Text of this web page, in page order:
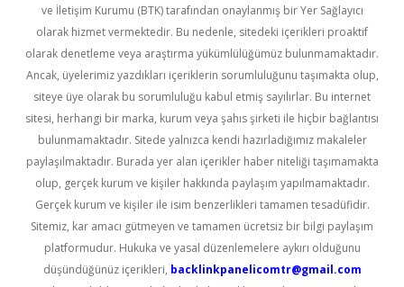
ve İletişim Kurumu (BTK) tarafından onaylanmış bir Yer Sağlayıcı
olarak hizmet vermektedir. Bu nedenle, sitedeki içerikleri proaktif
olarak denetleme veya araştırma yükümlülüğümüz bulunmamaktadır.
Ancak, üyelerimiz yazdıkları içeriklerin sorumluluğunu taşımakta olup,
siteye üye olarak bu sorumluluğu kabul etmiş sayılırlar. Bu internet
sitesi, herhangi bir marka, kurum veya şahıs şirketi ile hiçbir bağlantısı
bulunmamaktadır. Sitede yalnızca kendi hazırladığımız makaleler
paylaşılmaktadır. Burada yer alan içerikler haber niteliği taşımamakta
olup, gerçek kurum ve kişiler hakkında paylaşım yapılmamaktadır.
Gerçek kurum ve kişiler ile isim benzerlikleri tamamen tesadüfidir.
Sitemiz, kar amacı gütmeyen ve tamamen ücretsiz bir bilgi paylaşım
platformudur. Hukuka ve yasal düzenlemelere aykırı olduğunu
düşündüğünüz içerikleri, backlinkpanelicomtr@gmail.com